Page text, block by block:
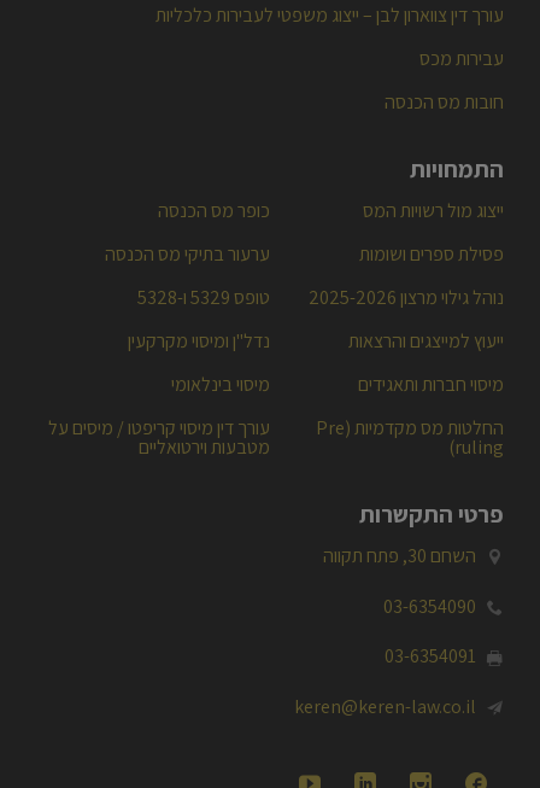
עורך דין צווארון לבן – ייצוג משפטי לעבירות כלכליות
עבירות מכס
חובות מס הכנסה
התמחויות
ייצוג מול רשויות המס
כופר מס הכנסה
פסילת ספרים ושומות
ערעור בתיקי מס הכנסה
נוהל גילוי מרצון 2025-2026
טופס 5329 ו-5328
ייעוץ למייצגים והרצאות
נדל"ן ומיסוי מקרקעין
מיסוי חברות ותאגידים
מיסוי בינלאומי
החלטות מס מקדמיות (Pre
ruling)
עורך דין מיסוי קריפטו / מיסים על
מטבעות וירטואליים
פרטי התקשרות
 השחם 30, פתח תקווה

03-6354090

03-6354091

keren@keren-law.co.il



